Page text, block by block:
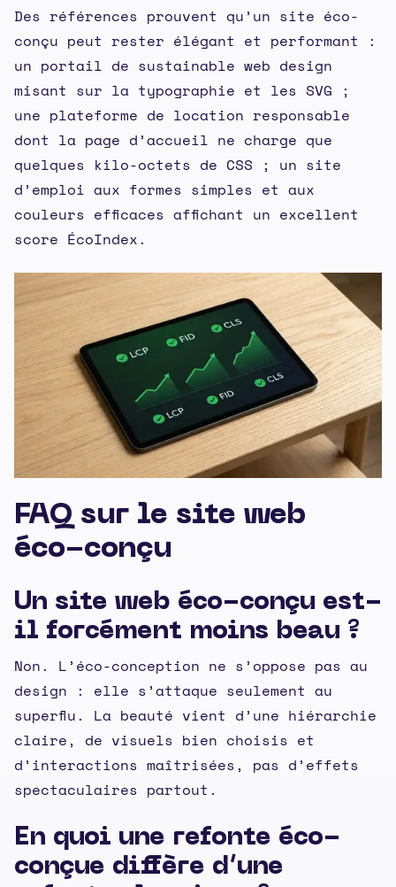
Des références prouvent qu’un site éco-
conçu peut rester élégant et performant :
un portail de sustainable web design
misant sur la typographie et les SVG ;
une plateforme de location responsable
dont la page d’accueil ne charge que
quelques kilo-octets de CSS ; un site
d’emploi aux formes simples et aux
couleurs efficaces affichant un excellent
score ÉcoIndex.
FAQ sur le site web
éco-conçu
Un site web éco-conçu est-
il forcément moins beau ?
Non. L’éco-conception ne s’oppose pas au
design : elle s’attaque seulement au
superflu. La beauté vient d’une hiérarchie
claire, de visuels bien choisis et
d’interactions maîtrisées, pas d’effets
spectaculaires partout.
En quoi une refonte éco-
conçue diffère d’une